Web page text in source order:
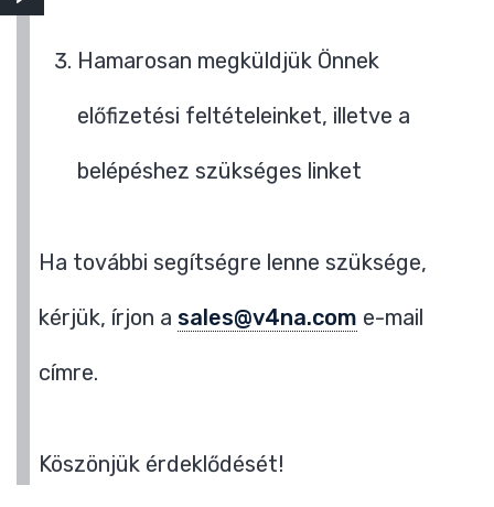
Hamarosan megküldjük Önnek
előfizetési feltételeinket, illetve a
belépéshez szükséges linket
Ha további segítségre lenne szüksége,
kérjük, írjon a sales@v4na.com e-mail
címre.
Köszönjük érdeklődését!